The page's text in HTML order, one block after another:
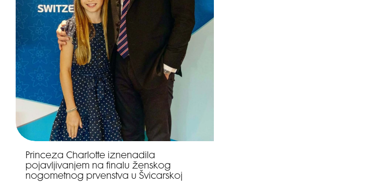
Princeza Charlotte iznenadila
pojavljivanjem na finalu ženskog
nogometnog prvenstva u Švicarskoj